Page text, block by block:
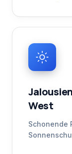
West
Schonende